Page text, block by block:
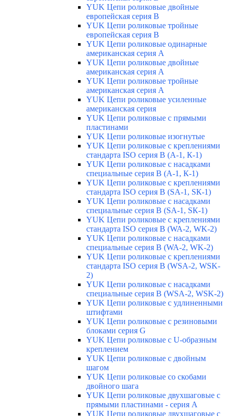
YUK Цепи роликовые двойные
европейская серия В
YUK Цепи роликовые тройные
европейская серия В
YUK Цепи роликовые одинарные
американская серия А
YUK Цепи роликовые двойные
американская серия А
YUK Цепи роликовые тройные
американская серия А
YUK Цепи роликовые усиленные
американская серия
YUK Цепи роликовые с прямыми
пластинами
YUK Цепи роликовые изогнутые
YUK Цепи роликовые с креплениями
стандарта ISO серия B (А-1, К-1)
YUK Цепи роликовые с насадками
специальные серия В (А-1, К-1)
YUK Цепи роликовые с креплениями
стандарта ISO серия B (SA-1, SК-1)
YUK Цепи роликовые с насадками
специальные серия В (SA-1, SК-1)
YUK Цепи роликовые с креплениями
стандарта ISO серия B (WA-2, WK-2)
YUK Цепи роликовые с насадками
специальные серия В (WA-2, WK-2)
YUK Цепи роликовые с креплениями
стандарта ISO серия B (WSA-2, WSK-
2)
YUK Цепи роликовые с насадками
специальные серия B (WSA-2, WSK-2)
YUK Цепи роликовые с удлиненными
штифтами
YUK Цепи роликовые с резиновыми
блоками серия G
YUK Цепи роликовые с U-образным
креплением
YUK Цепи роликовые с двойным
шагом
YUK Цепи роликовые со скобами
двойного шага
YUK Цепи роликовые двухшаговые с
прямыми пластинами - серия А
YUK Цепи роликовые двухшаговые с